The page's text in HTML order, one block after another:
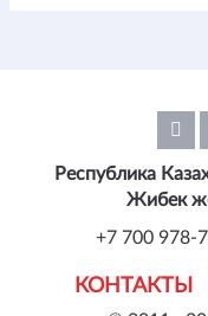
КОНТАКТЫ
Республика
Жибек
+7 700 978-